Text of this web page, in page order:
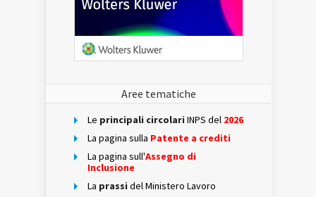
Aree tematiche
Le principali circolari INPS del 2026
La pagina sulla Patente a crediti
La pagina sull'Assegno di
Inclusione
La prassi del Ministero Lavoro